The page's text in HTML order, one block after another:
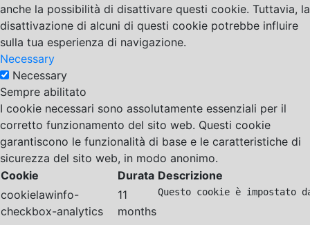
anche la possibilità di disattivare questi cookie. Tuttavia, la
disattivazione di alcuni di questi cookie potrebbe influire
sulla tua esperienza di navigazione.
Necessary
Necessary
Sempre abilitato
I cookie necessari sono assolutamente essenziali per il
corretto funzionamento del sito web. Questi cookie
garantiscono le funzionalità di base e le caratteristiche di
sicurezza del sito web, in modo anonimo.
Cookie
Durata Descrizione
cookielawinfo-
checkbox-analytics
11
months
Questo cookie è